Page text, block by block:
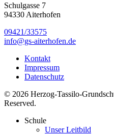
Schulgasse 7
94330 Aiterhofen
09421/33575
info@gs-aiterhofen.de
Kontakt
Impressum
Datenschutz
© 2026 Herzog-Tassilo-
Reserved.
Schule
Unser Leitbild